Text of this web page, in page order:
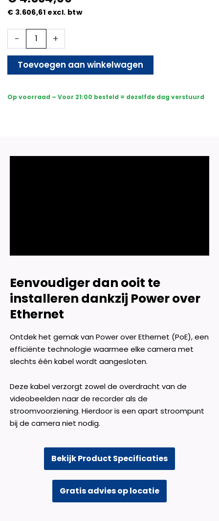
€ 3.606,61 excl. btw
-
Beveiligingscamera
Bedraad
Dome
+
Toevoegen aan winkelwagen
Op voorraad – Voor 21:00 besteld = dezelfde dag verstuurd
Eenvoudiger dan ooit te
installeren dankzij Power over
Ethernet
Ontdek het gemak van Power over Ethernet (PoE), een
efficiënte technologie waarmee elke camera met
slechts één kabel wordt aangesloten.
Deze kabel verzorgt zowel de overdracht van de
videobeelden naar de recorder als de
stroomvoorziening. Hierdoor is een apart stroompunt
bij de camera niet nodig.
Bekijk Product Specificaties
Gratis advies op locatie